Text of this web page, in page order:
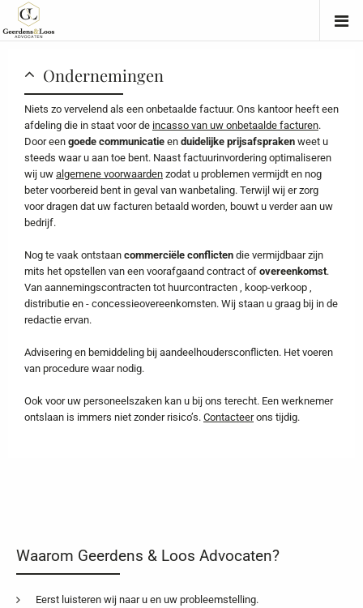
Ondernemingen
Niets zo vervelend als een onbetaalde factuur. Ons kantoor heeft een
afdeling die in staat voor de incasso van uw onbetaalde facturen.
Door een goede communicatie en duidelijke prijsafspraken weet u
steeds waar u aan toe bent. Naast factuurinvordering optimaliseren
wij uw algemene voorwaarden zodat u problemen vermijdt en nog
beter voorbereid bent in geval van wanbetaling. Terwijl wij er zorg
voor dragen dat uw facturen betaald worden, bouwt u verder aan uw
bedrijf.
Nog te vaak ontstaan commerciële conflicten die vermijdbaar zijn
mits het opstellen van een voorafgaand contract of overeenkomst.
Van aannemingscontracten tot huurcontracten , koop-verkoop ,
distributie en - concessieovereenkomsten. Wij staan u graag bij in de
redactie ervan.
Advisering en bemiddeling bij aandeelhoudersconflicten. Het voeren
van procedure waar nodig.
Ook voor uw personeelszaken kan u bij ons terecht. Een werknemer
ontslaan is immers niet zonder risico’s. Contacteerons tijdig.
Waarom Geerdens & Loos Advocaten?
Eerst luisteren wij naar u en uw probleemstelling.